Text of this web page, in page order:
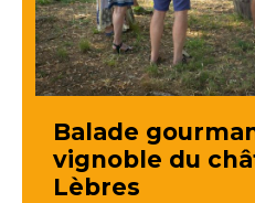
Balade
vignoble du
Lèbres